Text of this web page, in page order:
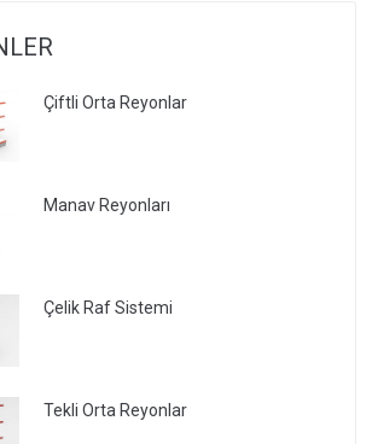
Çiftli Orta Reyonlar
Manav Reyonları
Çelik Raf Sistemi
Tekli Orta Reyonlar